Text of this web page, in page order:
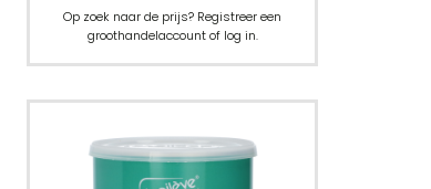
Op zoek naar de prijs? Registreer een
groothandelaccount of log in.